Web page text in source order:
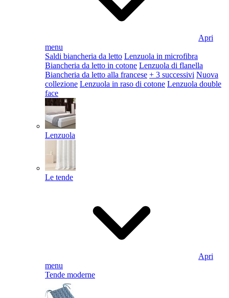
Apri
menu
Saldi biancheria da letto Lenzuola in microfibra
Biancheria da letto in cotone Lenzuola di flanella
Biancheria da letto alla francese + 3 successivi Nuova
collezione Lenzuola in raso di cotone Lenzuola double
face
Lenzuola
Le tende
Apri
menu
Tende moderne